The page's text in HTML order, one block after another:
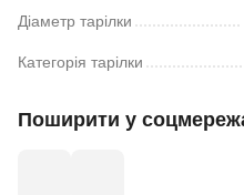
Діаметр тарілки
Категорія тарілки
Поширити у